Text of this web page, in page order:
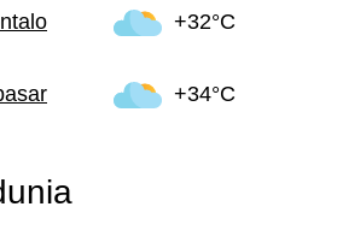
+32°C
+34°C